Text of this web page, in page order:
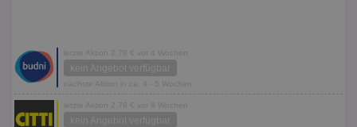
letzte Aktion 2,79 € vor 4 Wochen
kein Angebot verfügbar
nächste Aktion in ca. 4 - 5 Wochen
letzte Aktion 2,79 € vor 8 Wochen
kein Angebot verfügbar